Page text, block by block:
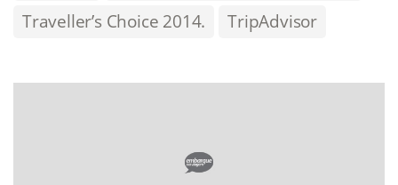
Traveller’s Choice 2014.
TripAdvisor